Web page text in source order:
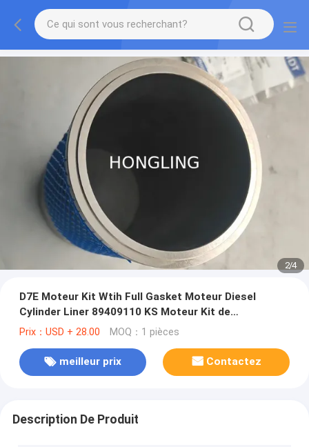
2/4
D7E Moteur Kit Wtih Full Gasket Moteur Diesel
Cylinder Liner 89409110 KS Moteur Kit de
reconstruction
Prix：USD + 28.00 MOQ：1 pièces
meilleur prix Contactez
Description De Produit